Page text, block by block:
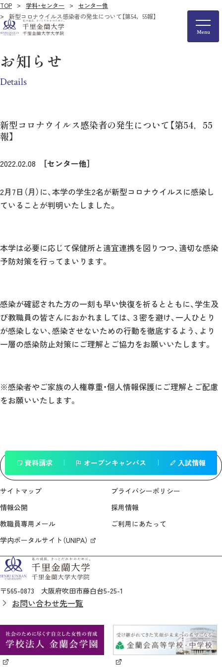
TOP 学科・センター
センター他
新型コロナウイルス感染者の発生について【第54，55報】
お知らせ
Details
新型コロナウイルス感染者の発生について【第54，55
報】
2022.02.08 ［センター他］
2月7日（月）に、本学の学生2名が新型コロナウイルスに感染し
ていることが判明いたしました。
本学は必要に応じて保健所と適宜連携を図りつつ、適切な感染
予防対策を行ってまいります。
感染が確認された方の一刻も早い快復を祈るとともに、学生及
び教職員の皆さんにおかれましては、３密を避け、一人ひとり
が感染しない、感染させないための行動を徹底するよう、より
一層の感染防止対策にご理解とご協力をお願いいたします。
※感染者やご家族の人権尊重・個人情報保護にご理解とご配慮
をお願いいたします。
一覧へ戻る
資料請求 オープンキャンパス 入試情報
サイトマップ
プライバシーポリシー
情報公開
採用情報
教職員専用メール
ご利用にあたって
学内ポータルサイト（UNIPA）
〒565-0873 大阪府吹田市藤白台5-25-1
お問い合わせ先一覧